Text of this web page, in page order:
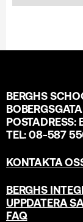
BERGHS
POSTADRESS:
TEL: 08-587
KONTAKTA
BERGHS
UPPDATERA
FAQ